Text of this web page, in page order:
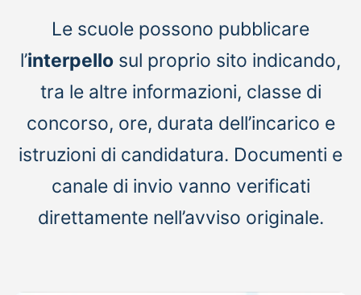
Le scuole possono pubblicare
l’interpello sul proprio sito indicando,
tra le altre informazioni, classe di
concorso, ore, durata dell’incarico e
istruzioni di candidatura. Documenti e
canale di invio vanno verificati
direttamente nell’avviso originale.